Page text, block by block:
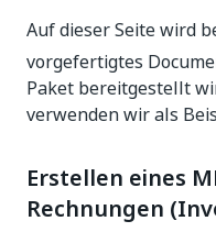
Auf dieser Seite wird
vorgefertigtes
Paket bereitgestellt
verwenden wir als
Erstellen eines
Rechnungen